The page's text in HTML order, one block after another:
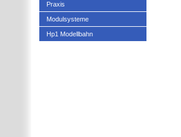
Praxis
Modulsysteme
Hp1 Modellbahn